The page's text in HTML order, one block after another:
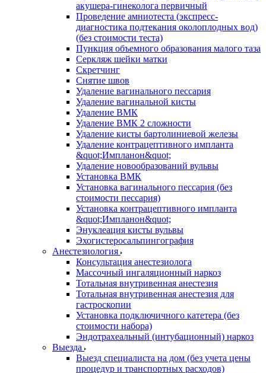
акушера-гинеколога первичный
Проведение амниотеста (экспресс-
диагностика подтекания околоплодных вод)
(без стоимости теста)
Пункция объемного образования малого таза
Серкляж шейки матки
Скретчинг
Снятие швов
Удаление вагинального пессария
Удаление вагинальной кисты
Удаление ВМК
Удаление ВМК 2 сложности
Удаление кисты бартолиниевой железы
Удаление контрацептивного импланта
&quot;Импланон&quot;
Удаление новообразований вульвы
Установка ВМК
Установка вагинального пессария (без
стоимости пессария)
Установка контрацептивного импланта
&quot;Импланон&quot;
Энуклеация кисты вульвы
Эхогистеросальпингография
Анестезиология
Консультация анестезиолога
Массочный ингаляционный наркоз
Тотальная внутривенная анестезия
Тотальная внутривенная анестезия для
гастроскопии
Установка подключичного катетера (без
стоимости набора)
Эндотрахеальный (интубационный) наркоз
Выезда
Выезд специалиста на дом (без учета цены
процедур и транспортных расходов)